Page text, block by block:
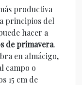
productiva
principios del
hacer a
de primavera.
en almácigo,
campo o
15 cm de